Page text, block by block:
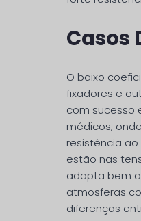
Casos
O baixo
fixadores e
com sucesso
médicos,
resistência
estão nas
adapta bem
atmosferas
diferenças